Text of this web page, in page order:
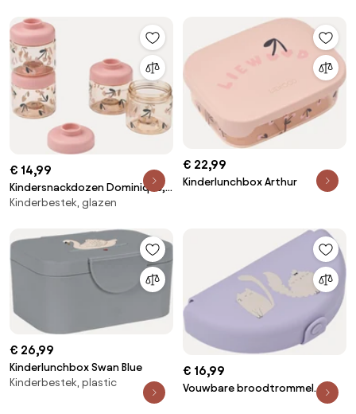
€ 14,99
Kindersnackdozen Dominique,
4-delig
Kinderbestek, glazen
€ 22,99
Kinderlunchbox Arthur
€ 26,99
Kinderlunchbox Swan Blue
Kinderbestek, plastic
€ 16,99
Vouwbare broodtrommel